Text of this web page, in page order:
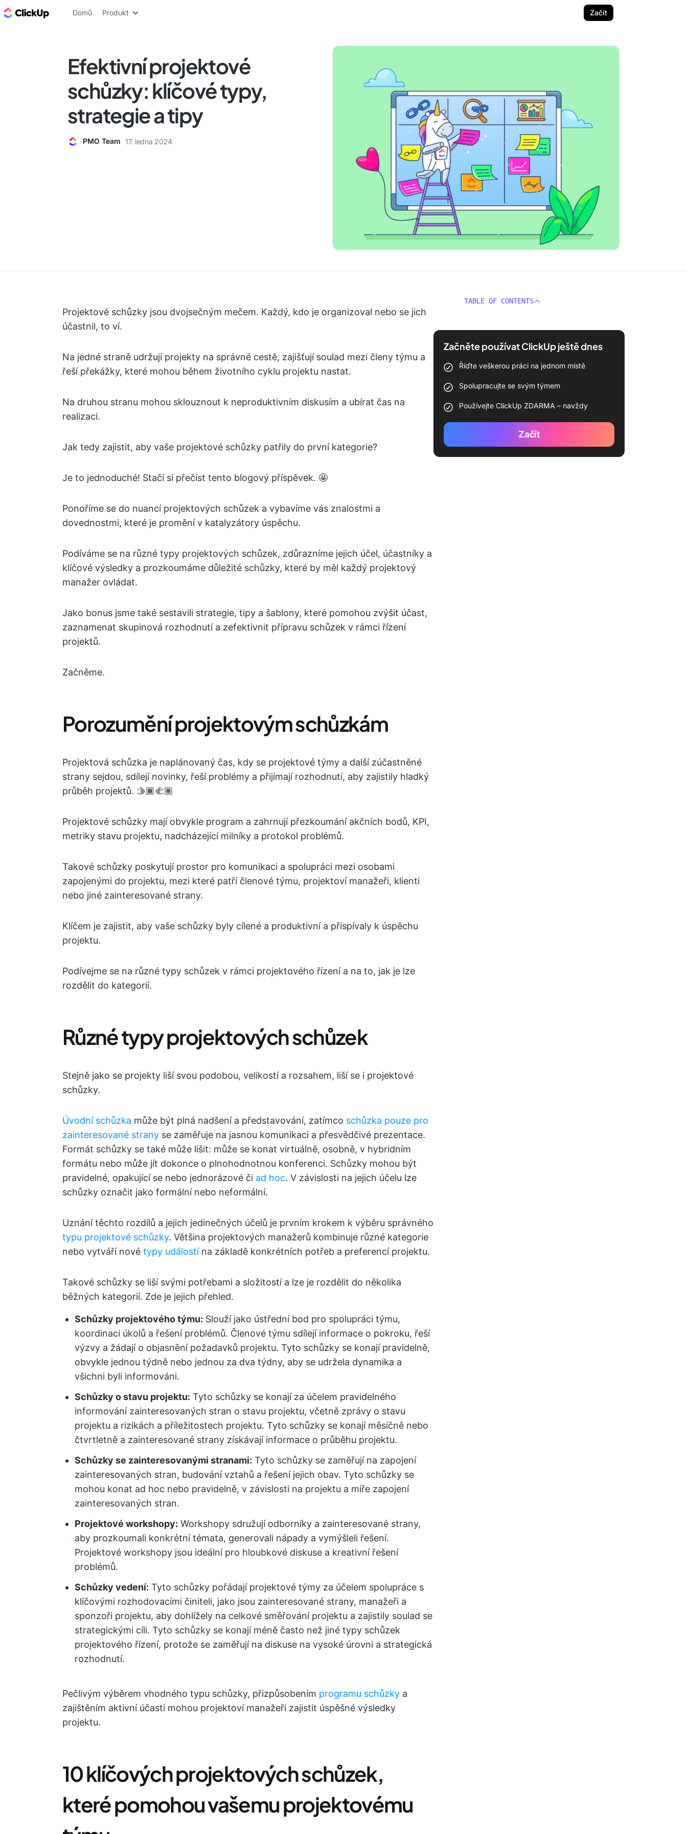
ClickUp blog
Domů Produkt Začít
Efektivní projektové
schůzky: klíčové typy,
strategie a tipy
PMO Team 17. ledna 2024
Projektové schůzky jsou dvojsečným mečem. Každý, kdo je organizoval nebo se jich
účastnil, to ví.
Na jedné straně udržují projekty na správné cestě, zajišťují soulad mezi členy týmu a
řeší překážky, které mohou během životního cyklu projektu nastat.
Na druhou stranu mohou sklouznout k neproduktivním diskusím a ubírat čas na
realizaci.
Jak tedy zajistit, aby vaše projektové schůzky patřily do první kategorie?
Je to jednoduché! Stačí si přečíst tento blogový příspěvek. 🤩
Ponoříme se do nuancí projektových schůzek a vybavíme vás znalostmi a
dovednostmi, které je promění v katalyzátory úspěchu.
Podíváme se na různé typy projektových schůzek, zdůrazníme jejich účel, účastníky a
klíčové výsledky a prozkoumáme důležité schůzky, které by měl každý projektový
manažer ovládat.
Jako bonus jsme také sestavili strategie, tipy a šablony, které pomohou zvýšit účast,
zaznamenat skupinová rozhodnutí a zefektivnit přípravu schůzek v rámci řízení
projektů.
Začněme.
Porozumění projektovým schůzkám
Projektová schůzka je naplánovaný čas, kdy se projektové týmy a další zúčastněné
strany sejdou, sdílejí novinky, řeší problémy a přijímají rozhodnutí, aby zajistily hladký
průběh projektů. 🫱🏾‍🫲🏽
Projektové schůzky mají obvykle program a zahrnují přezkoumání akčních bodů, KPI,
metriky stavu projektu, nadcházející milníky a protokol problémů.
Takové schůzky poskytují prostor pro komunikaci a spolupráci mezi osobami
zapojenými do projektu, mezi které patří členové týmu, projektoví manažeři, klienti
nebo jiné zainteresované strany.
Klíčem je zajistit, aby vaše schůzky byly cílené a produktivní a přispívaly k úspěchu
projektu.
Podívejme se na různé typy schůzek v rámci projektového řízení a na to, jak je lze
rozdělit do kategorií.
Různé typy projektových schůzek
Stejně jako se projekty liší svou podobou, velikostí a rozsahem, liší se i projektové
schůzky.
Úvodní schůzka může být plná nadšení a představování, zatímco schůzka pouze pro
zainteresované strany se zaměřuje na jasnou komunikaci a přesvědčivé prezentace.
Formát schůzky se také může lišit: může se konat virtuálně, osobně, v hybridním
formátu nebo může jít dokonce o plnohodnotnou konferenci. Schůzky mohou být
pravidelné, opakující se nebo jednorázové či ad hoc. V závislosti na jejich účelu lze
schůzky označit jako formální nebo neformální.
Uznání těchto rozdílů a jejich jedinečných účelů je prvním krokem k výběru správného
typu projektové schůzky. Většina projektových manažerů kombinuje různé kategorie
nebo vytváří nové typy událostína základě konkrétních potřeb a preferencí projektu.
Takové schůzky se liší svými potřebami a složitostí a lze je rozdělit do několika
běžných kategorií. Zde je jejich přehled.
Schůzky projektového týmu: Slouží jako ústřední bod pro spolupráci týmu,
koordinaci úkolů a řešení problémů. Členové týmu sdílejí informace o pokroku, řeší
výzvy a žádají o objasnění požadavků projektu. Tyto schůzky se konají pravidelně,
obvykle jednou týdně nebo jednou za dva týdny, aby se udržela dynamika a
všichni byli informováni.
Schůzky o stavu projektu: Tyto schůzky se konají za účelem pravidelného
informování zainteresovaných stran o stavu projektu, včetně zprávy o stavu
projektu a rizikách a příležitostech projektu. Tyto schůzky se konají měsíčně nebo
čtvrtletně a zainteresované strany získávají informace o průběhu projektu.
Schůzky se zainteresovanými stranami: Tyto schůzky se zaměřují na zapojení
zainteresovaných stran, budování vztahů a řešení jejich obav. Tyto schůzky se
mohou konat ad hoc nebo pravidelně, v závislosti na projektu a míře zapojení
zainteresovaných stran.
Projektové workshopy: Workshopy sdružují odborníky a zainteresované strany,
aby prozkoumali konkrétní témata, generovali nápady a vymýšleli řešení.
Projektové workshopy jsou ideální pro hloubkové diskuse a kreativní řešení
problémů.
Schůzky vedení: Tyto schůzky pořádají projektové týmy za účelem spolupráce s
klíčovými rozhodovacími činiteli, jako jsou zainteresované strany, manažeři a
sponzoři projektu, aby dohlížely na celkové směřování projektu a zajistily soulad se
strategickými cíli. Tyto schůzky se konají méně často než jiné typy schůzek
projektového řízení, protože se zaměřují na diskuse na vysoké úrovni a strategická
rozhodnutí.
Pečlivým výběrem vhodného typu schůzky, přizpůsobením programu schůzky a
zajištěním aktivní účasti mohou projektoví manažeři zajistit úspěšné výsledky
projektu.
10 klíčových projektových schůzek,
které pomohou vašemu projektovému
TABLE OF CONTENTS
Začněte používat ClickUp ještě dnes
Řiďte veškerou práci na jednom místě
Spolupracujte se svým týmem
Používejte ClickUp ZDARMA – navždy
Začít